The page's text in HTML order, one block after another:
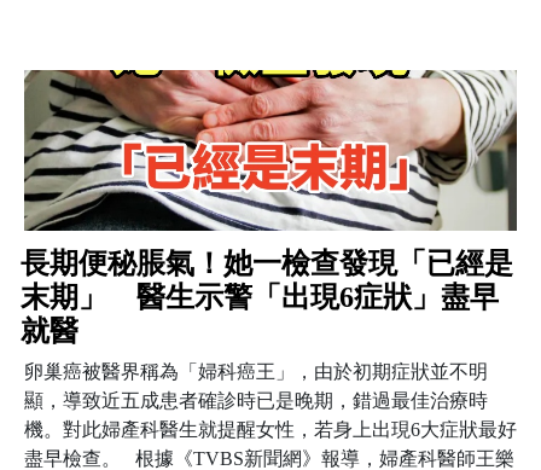
長期便秘脹氣！她一檢查發現「已經是
末期」 醫生示警「出現6症狀」盡早
就醫
卵巢癌被醫界稱為「婦科癌王」，由於初期症狀並不明
顯，導致近五成患者確診時已是晚期，錯過最佳治療時
機。對此婦產科醫生就提醒女性，若身上出現6大症狀最好
盡早檢查。 根據《TVBS新聞網》報導，婦產科醫師王樂